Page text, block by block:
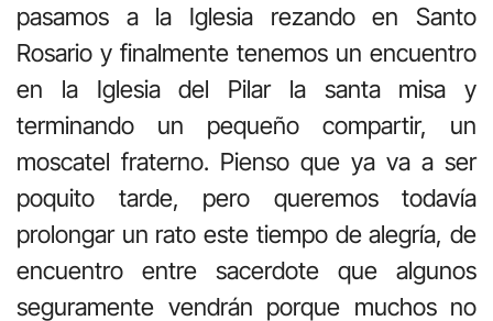
pasamos a la Iglesia rezando en Santo
Rosario y finalmente tenemos un encuentro
en la Iglesia del Pilar la santa misa y
terminando un pequeño compartir, un
moscatel fraterno. Pienso que ya va a ser
poquito tarde, pero queremos todavía
prolongar un rato este tiempo de alegría, de
encuentro entre sacerdote que algunos
seguramente vendrán porque muchos no